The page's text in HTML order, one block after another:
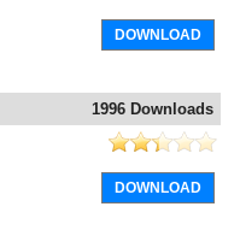
DOWNLOAD
1996 Downloads
DOWNLOAD